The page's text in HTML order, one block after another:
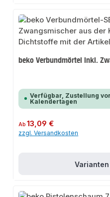
beko Verbundmörtel inkl.
Verfügbar, Zustellung
Kalendertagen
Regulärer Preis:
Ab13,09 €
zzgl. Versandkosten